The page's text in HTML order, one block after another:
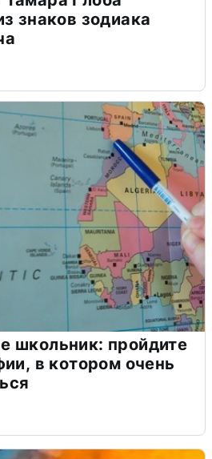
знаков зодиака
школьник: пройдите
в котором очень